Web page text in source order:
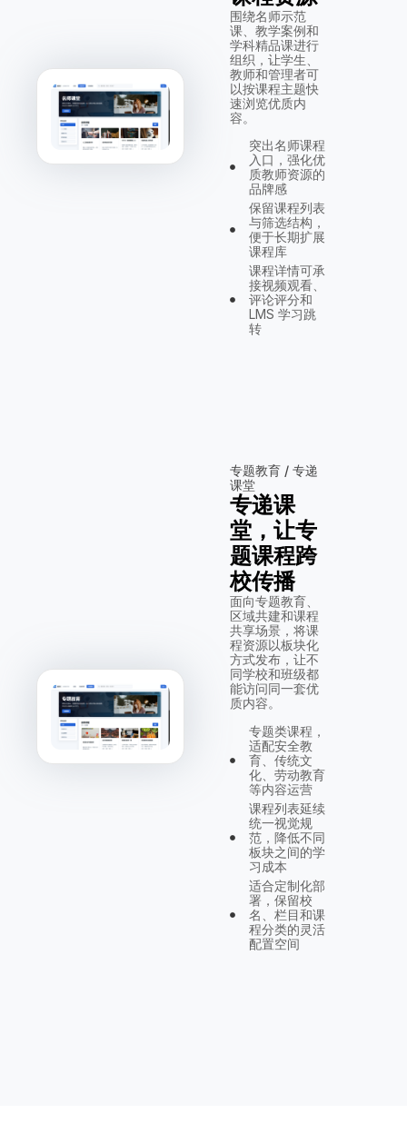
围绕名师示范
课、教学案例和
学科精品课进行
组织，让学生、
教师和管理者可
以按课程主题快
速浏览优质内
容。
突出名师课程
入口，强化优
质教师资源的
品牌感
保留课程列表
与筛选结构，
便于长期扩展
课程库
课程详情可承
接视频观看、
评论评分和
LMS 学习跳
转
专题教育 / 专递
课堂
专递课
堂，让专
题课程跨
校传播
面向专题教育、
区域共建和课程
共享场景，将课
程资源以板块化
方式发布，让不
同学校和班级都
能访问同一套优
质内容。
专题类课程，
适配安全教
育、传统文
化、劳动教育
等内容运营
课程列表延续
统一视觉规
范，降低不同
板块之间的学
习成本
适合定制化部
署，保留校
名、栏目和课
程分类的灵活
配置空间